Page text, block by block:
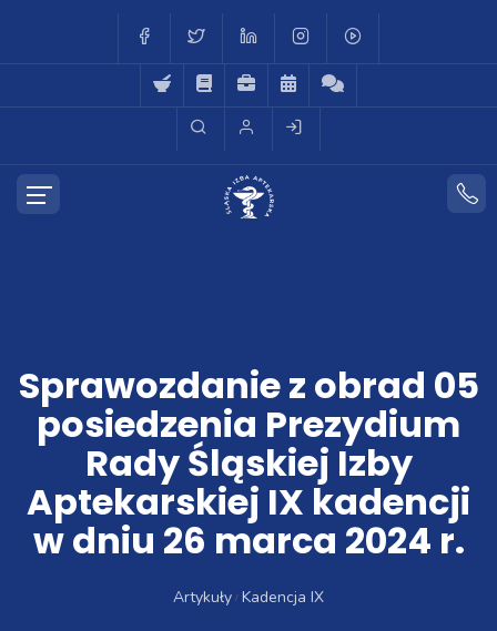
Sprawozdanie z obrad 05
posiedzenia Prezydium
Rady Śląskiej Izby
Aptekarskiej IX kadencji
w dniu 26 marca 2024 r.
Artykuły Kadencja IX